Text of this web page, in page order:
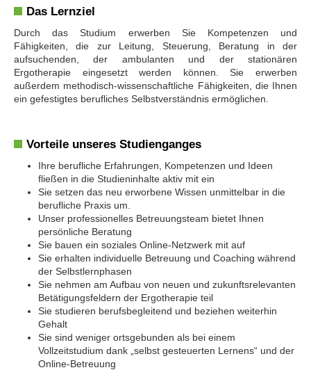
Das Lernziel
Durch das Studium erwerben Sie Kompetenzen und
Fähigkeiten, die zur Leitung, Steuerung, Beratung in der
aufsuchenden, der ambulanten und der stationären
Ergotherapie eingesetzt werden können. Sie erwerben
außerdem methodisch-wissenschaftliche Fähigkeiten, die Ihnen
ein gefestigtes berufliches Selbstverständnis ermöglichen.
Vorteile unseres Studienganges
Ihre berufliche Erfahrungen, Kompetenzen und Ideen
fließen in die Studieninhalte aktiv mit ein
Sie setzen das neu erworbene Wissen unmittelbar in die
berufliche Praxis um.
Unser professionelles Betreuungsteam bietet Ihnen
persönliche Beratung
Sie bauen ein soziales Online-Netzwerk mit auf
Sie erhalten individuelle Betreuung und Coaching während
der Selbstlernphasen
Sie nehmen am Aufbau von neuen und zukunftsrelevanten
Betätigungsfeldern der Ergotherapie teil
Sie studieren berufsbegleitend und beziehen weiterhin
Gehalt
Sie sind weniger ortsgebunden als bei einem
Vollzeitstudium dank „selbst gesteuerten Lernens“ und der
Online-Betreuung